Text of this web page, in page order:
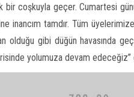
bir coşkuyla geçer. Cumartesi
inancım tamdır. Tüm
olduğu gibi düğün havasında
yolumuza devam edeceğiz”